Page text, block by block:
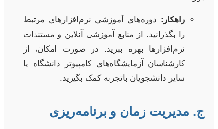
راهکار: دوره‌های آموزشی نرم‌افزارهای مرتبط
را بگذرانید. از منابع آموزشی آنلاین و مستندات
نرم‌افزارها بهره ببرید. در صورت امکان، از
کارشناسان آزمایشگاه‌های کامپیوتر دانشگاه یا
سایر دانشجویان باتجربه کمک بگیرید.
ج. مدیریت زمان و برنامه‌ریزی